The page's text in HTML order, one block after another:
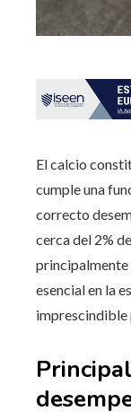
El calcio
cumple una
correcto
cerca del 2%
principalmente
esencial en la
imprescindible